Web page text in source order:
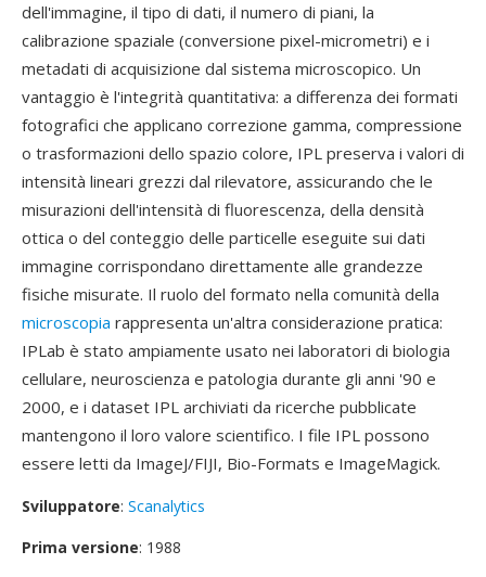
dell'immagine, il tipo di dati, il numero di piani, la
calibrazione spaziale (conversione pixel-micrometri) e i
metadati di acquisizione dal sistema microscopico. Un
vantaggio è l'integrità quantitativa: a differenza dei formati
fotografici che applicano correzione gamma, compressione
o trasformazioni dello spazio colore, IPL preserva i valori di
intensità lineari grezzi dal rilevatore, assicurando che le
misurazioni dell'intensità di fluorescenza, della densità
ottica o del conteggio delle particelle eseguite sui dati
immagine corrispondano direttamente alle grandezze
fisiche misurate. Il ruolo del formato nella comunità della
microscopia rappresenta un'altra considerazione pratica:
IPLab è stato ampiamente usato nei laboratori di biologia
cellulare, neuroscienza e patologia durante gli anni '90 e
2000, e i dataset IPL archiviati da ricerche pubblicate
mantengono il loro valore scientifico. I file IPL possono
essere letti da ImageJ/FIJI, Bio-Formats e ImageMagick.
Sviluppatore: Scanalytics
Prima versione: 1988